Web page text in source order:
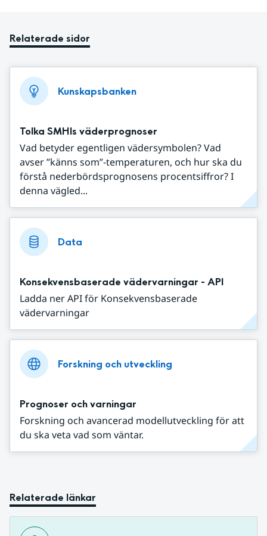
Relaterade sidor
Kunskapsbanken
Tolka SMHIs väderprognoser
Vad betyder egentligen vädersymbolen? Vad
avser ”känns som”-temperaturen, och hur ska du
förstå nederbördsprognosens procentsiffror? I
denna vägled...
Data
Konsekvensbaserade vädervarningar - API
Ladda ner API för Konsekvensbaserade
vädervarningar
Forskning och utveckling
Prognoser och varningar
Forskning och avancerad modellutveckling för att
du ska veta vad som väntar.
Relaterade länkar